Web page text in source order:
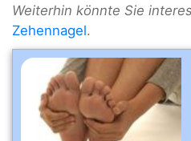
Weiterhin könnte Sie
Zehennagel.